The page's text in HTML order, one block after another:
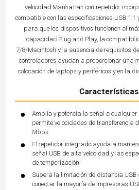
velocidad Manhattan con repetidor
compatible con las especificaciones USB 1.1
para que los dispositivos funcionen al
capacidad Plug and Play, la
7/8/Macintosh y la ausencia de requisitos
controladores ayudan a proporcionar una
colocación de laptops y periféricos y en la
Características
Amplía y potencia la señal a cualquier
permite velocidades de transferencia
Mbps
El repetidor integrado ayuda a
señal USB de alta velocidad y las
de temporización
Supera la limitación de distancia USB
conectar la mayoría de impresoras